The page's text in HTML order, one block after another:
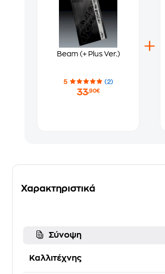
Beam (+ Plus Ver.)
5 (2)
33,90€
Χαρακτηριστικά
Σύνοψη
Καλλιτέχνης